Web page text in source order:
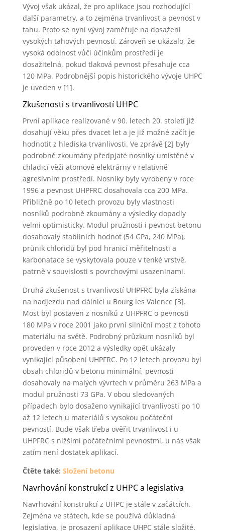
Vývoj však ukázal, že pro aplikace jsou rozhodující
další parametry, a to zejména trvanlivost a pevnost v
tahu. Proto se nyní vývoj zaměřuje na dosažení
vysokých tahových pevností. Zároveň se ukázalo, že
vysoká odolnost vůči účinkům prostředí je
dosažitelná, pokud tlaková pevnost přesahuje cca
120 MPa. Podrobnější popis historického vývoje UHPC
je uveden v [1].
Zkušenosti s trvanlivostí UHPC
První aplikace realizované v 90. letech 20. století již
dosahují věku přes dvacet let a je již možné začít je
hodnotit z hlediska trvanlivosti. Ve zprávě [2] byly
podrobně zkoumány předpjaté nosníky umístěné v
chladicí věži atomové elektrárny v relativně
agresivním prostředí. Nosníky byly vyrobeny v roce
1996 a pevnost UHPFRC dosahovala cca 200 MPa.
Přibližně po 10 letech provozu byly vlastnosti
nosníků podrobně zkoumány a výsledky dopadly
velmi optimisticky. Modul pružnosti i pevnost betonu
dosahovaly stabilních hodnot (54 GPa, 240 MPa),
průnik chloridů byl pod hranicí měřitelnosti a
karbonatace se vyskytovala pouze v tenké vrstvě,
patrně v souvislosti s povrchovými usazeninami.
Druhá zkušenost s trvanlivostí UHPFRC byla získána
na nadjezdu nad dálnicí u Bourg les Valence [3].
Most byl postaven z nosníků z UHPFRC o pevnosti
180 MPa v roce 2001 jako první silniční most z tohoto
materiálu na světě. Podrobný průzkum nosníků byl
proveden v roce 2012 a výsledky opět ukázaly
vynikající působení UHPFRC. Po 12 letech provozu byl
obsah chloridů v betonu minimální, pevnosti
dosahovaly na malých vývrtech v průměru 263 MPa a
modul pružnosti 73 GPa. V obou sledovaných
případech bylo dosaženo vynikající trvanlivosti po 10
až 12 letech u materiálů s vysokou počáteční
pevností. Bude však třeba ověřit trvanlivost i u
UHPFRC s nižšími počátečními pevnostmi, u nás však
zatím není dostatek aplikací.
Čtěte také: Složení betonu
Navrhování konstrukcí z UHPC a legislativa
Navrhování konstrukcí z UHPC je stále v začátcích.
Zejména ve státech, kde se používá důkladná
legislativa, je prosazení aplikace UHPC stále složité.